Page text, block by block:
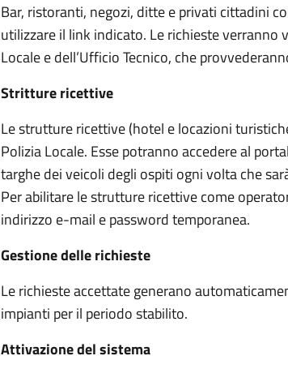
Bar, ristoranti, negozi, ditte e privati cittadini
utilizzare il link indicato. Le richieste
Locale e dell’Ufficio Tecnico, che
Stritture ricettive
Le strutture ricettive (hotel e locazioni
Polizia Locale. Esse potranno accedere al
targhe dei veicoli degli ospiti ogni volta che
Per abilitare le strutture ricettive come
indirizzo e-mail e password temporanea.
Gestione delle richieste
Le richieste accettate generano
impianti per il periodo stabilito.
Attivazione del sistema